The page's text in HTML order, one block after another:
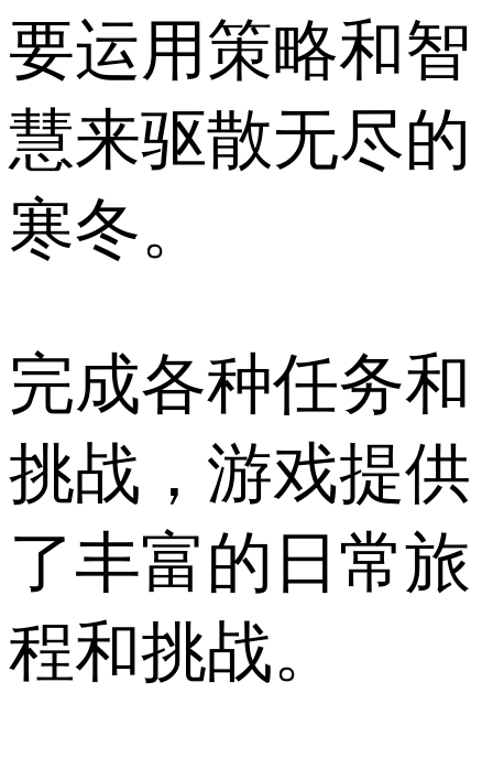
要运用策略和智
慧来驱散无尽的
寒冬。
完成各种任务和
挑战，游戏提供
了丰富的日常旅
程和挑战。